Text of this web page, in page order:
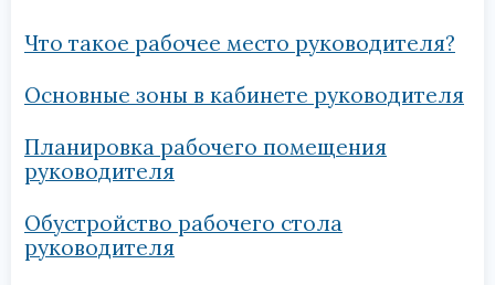
Что такое рабочее место руководителя?
Основные зоны в кабинете руководителя
Планировка рабочего помещения
руководителя
Обустройство рабочего стола
руководителя